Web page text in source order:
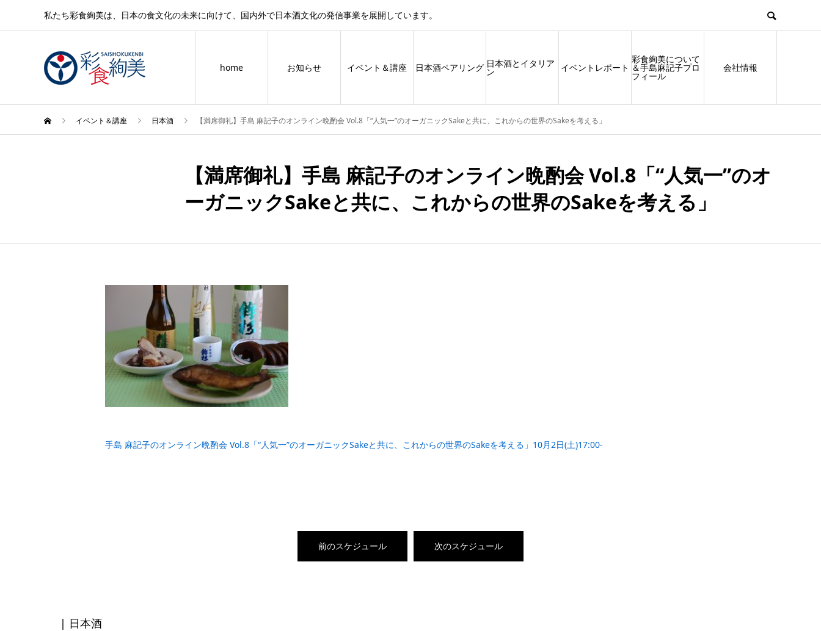
私たち彩食絢美は、日本の食文化の未来に向けて、国内外で日本酒文化の発信事業を展開しています。
home お知らせ イベント＆講座 日本酒ペアリング 日本酒とイタリア
ン イベントレポート
彩食絢美について
＆手島麻記子プロ
フィール
会社情報
イベント＆講座 日本酒 【満席御礼】手島 麻記子のオンライン晩酌会 Vol.8「“人気一”のオーガニックSakeと共に、これからの世界のSakeを考える」
【満席御礼】手島 麻記子のオンライン晩酌会 Vol.8「“人気一”のオ
ーガニックSakeと共に、これからの世界のSakeを考える」
手島 麻記子のオンライン晩酌会 Vol.8「“人気一”のオーガニックSakeと共に、これからの世界のSakeを考える」10月2日(土)17:00-
前のスケジュール 次のスケジュール
| 日本酒